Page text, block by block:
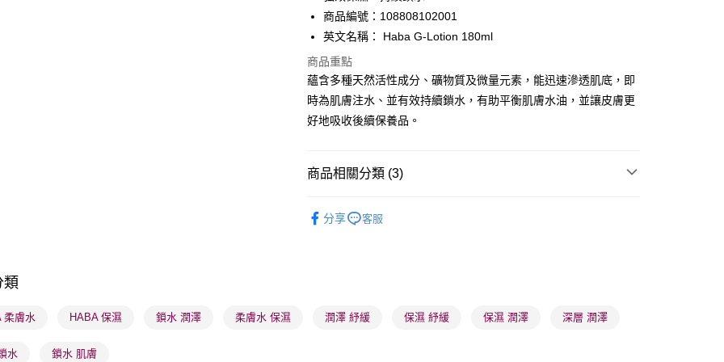
BoC Pay
送貨方式
順豐自助櫃 - 確認發貨後1-3個工作天送達
每筆HK$65.00，滿HK$300.00或以上免運費
每筆HK$65.00，滿HK$300.00或以上免運費
物流公司進行物流配送
每筆HK$20.00，滿HK$100.00或以上免運費
商品編號：108808102001
英文名稱： Haba G-Lotion 180ml
商品重點
蘊含多種天然活性成分、礦物質及微量元素，能迅速滲透肌底，即
時為肌膚注水、並有效持續鎖水，有助平衡肌膚水油，並讓皮膚更
好地吸收後續保養品。
商品相關分類 (3)
分享 客服
類
柔膚水 HABA 保濕 鎖水 潤澤 柔膚水 保濕 潤澤 紓緩 保濕 紓緩 保濕 潤澤 深層 潤澤
水 鎖水 肌膚